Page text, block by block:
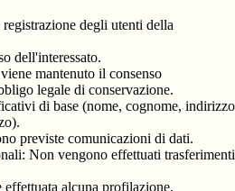
degli utenti della
dell'interessato.
mantenuto il consenso
legale di conservazione.
di base (nome, cognome, indirizzo
previste comunicazioni di dati.
Non vengono effettuati trasferimenti
effettuata alcuna profilazione.